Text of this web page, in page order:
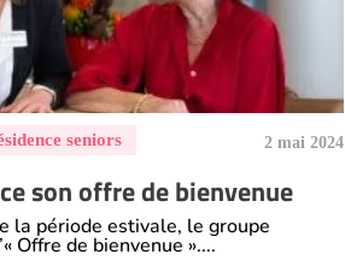
2 mai 2024
son offre de bienvenue
la période estivale, le groupe
Offre de bienvenue »....